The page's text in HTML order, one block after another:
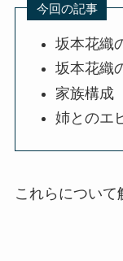
今回の記事
坂本花織
坂本花織
家族構成
姉とのエ
これらについて